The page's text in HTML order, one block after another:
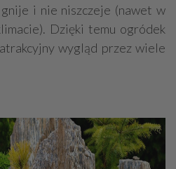
i nie niszczeje (nawet w
Dzięki temu ogródek
wygląd przez wiele